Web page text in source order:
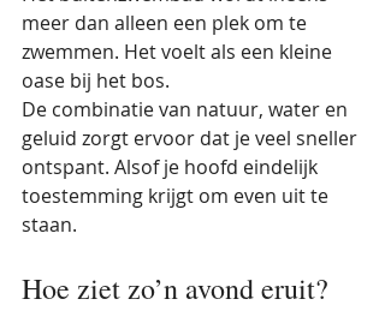
meer dan alleen een plek om te
zwemmen. Het voelt als een kleine
oase bij het bos.
De combinatie van natuur, water en
geluid zorgt ervoor dat je veel sneller
ontspant. Alsof je hoofd eindelijk
toestemming krijgt om even uit te
staan.
Hoe ziet zo’n avond eruit?